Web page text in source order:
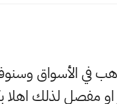
في الأسواق
مفصل لذلك اهلا